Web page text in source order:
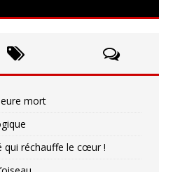
mort
qui réchauffe le cœur !